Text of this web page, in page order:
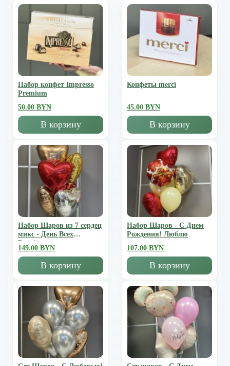
Набор конфет Impresso
Premium
50.00 BYN
В корзину
Конфеты merci
45.00 BYN
В корзину
Набор Шаров из 7 сердец
микс - День Всех
Влюбленных
149.00 BYN
В корзину
Набор Шаров - С Днем
Рождения! Люблю
107.00 BYN
В корзину